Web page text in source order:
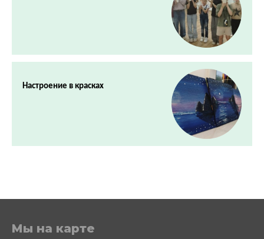
Настроение в красках
Мы на карте